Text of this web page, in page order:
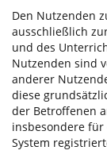
Den Nutzenden
ausschließlich
und des
Nutzenden sind
anderer
diese
der Betroffenen
insbesondere
System